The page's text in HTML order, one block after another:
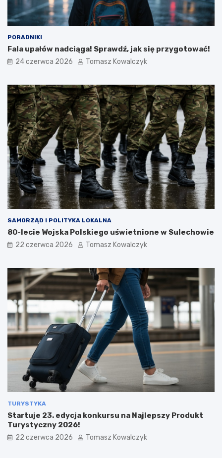
PORADNIKI
Fala upałów nadciąga! Sprawdź, jak się przygotować!
24 czerwca 2026 Tomasz Kowalczyk
SAMORZĄD I POLITYKA LOKALNA
80-lecie Wojska Polskiego uświetnione w Sulechowie
22 czerwca 2026 Tomasz Kowalczyk
TURYSTYKA
Startuje 23. edycja konkursu na Najlepszy Produkt
Turystyczny 2026!
22 czerwca 2026 Tomasz Kowalczyk